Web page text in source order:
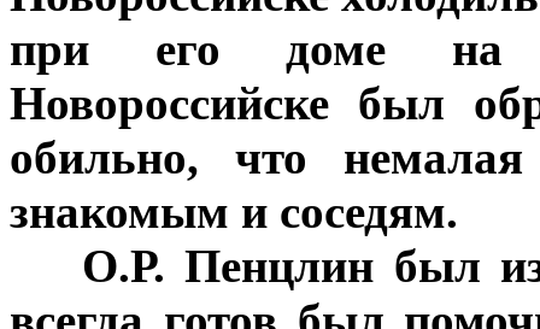
при его доме на
Новороссийске был
обильно, что
знакомым и соседям.
О.Р. Пенцлин был